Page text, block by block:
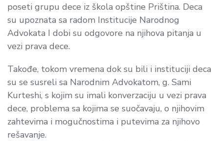
poseti grupu dece iz škola opštine Priština. Deca
su upoznata sa radom Institucije Narodnog
Advokata I dobi su odgovore na njihova pitanja u
vezi prava dece.
Takođe, tokom vremena dok su bili i instituciji deca
su se susreli sa Narodnim Advokatom, g. Sami
Kurteshi, s kojim su imali konverzaciju u vezi prava
dece, problema sa kojima se suočavaju, o njihovim
zahtevima i mogučnostima i putevima za njihovo
rešavanje.